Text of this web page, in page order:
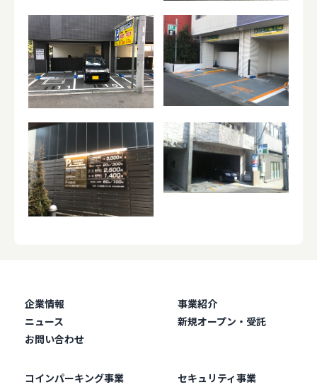
企業情報
事業紹介
ニュース
新規オープン・受託
お問い合わせ
コインパーキング事業 セキュリティ事業